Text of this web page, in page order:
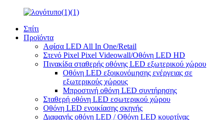
Σπίτι
Προϊόντα
Αφίσα LED All In One/Retail
Στενό Pixel Pixel Videowall/Οθόνη LED HD
Πινακίδα σταθερής οθόνης LED εξωτερικού χώρου
Οθόνη LED εξοικονόμησης ενέργειας σε
εξωτερικούς χώρους
Μπροστινή οθόνη LED συντήρησης
Σταθερή οθόνη LED εσωτερικού χώρου
Οθόνη LED ενοικίασης σκηνής
Διαφανής οθόνη LED / Οθόνη LED κουρτίνας